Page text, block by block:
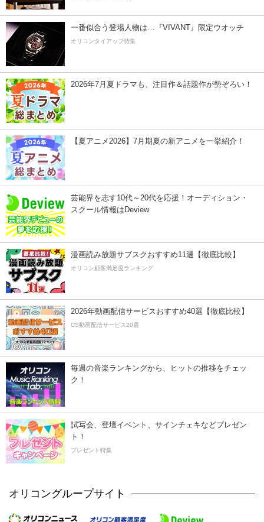
一番似合う登場人物は…『VIVANT』限定ウオッチ
オリコンタイアップ特集
2026年7月夏ドラマも、注目作＆話題作が勢ぞろい！
【夏アニメ2026】7月期夏の新アニメを一挙紹介！
芸能界を志す10代～20代を応援！オーディション・
スクール情報はDeview
漫画読み放題サブスクおすすめ11選【徹底比較】
オリコン顧客満足度ランキング
2026年動画配信サービスおすすめ40選【徹底比較】
CS動画配信サービス20選
毎週の音楽ランキングから、ヒットの推移をチェッ
ク！
試写会、登壇イベント、サインチェキなどプレゼン
ト！
プレゼント特集
オリコングループサイト